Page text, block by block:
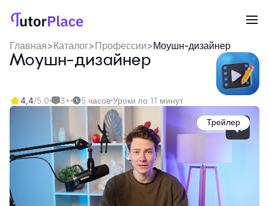
Главная>Каталог>Профессии>Моушн-дизайнер
Моушн-дизайнер
4,4/5.0 3+ 5 часов Уроки по 11 минут
Трейлер